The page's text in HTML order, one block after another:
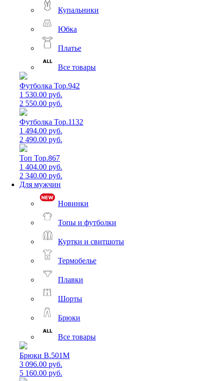
Купальники
Юбка
Платье
Все товары
Футболка Top.942
1 530.00 руб.
2 550.00 руб.
Футболка Top.1132
1 494.00 руб.
2 490.00 руб.
Топ Top.867
1 404.00 руб.
2 340.00 руб.
Для мужчин
Новинки
Топы и футболки
Куртки и свитшоты
Термобелье
Плавки
Шорты
Брюки
Все товары
Брюки B.501M
3 096.00 руб.
5 160.00 руб.